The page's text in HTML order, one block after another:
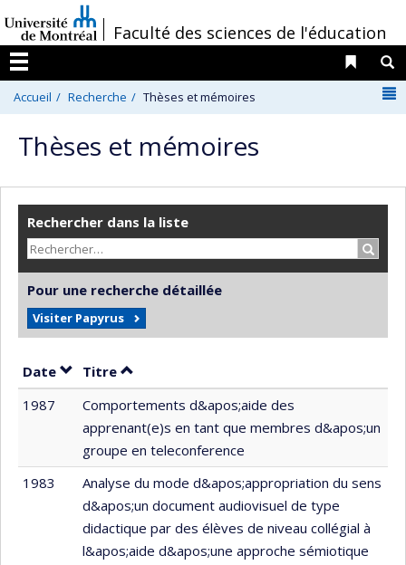
au
contenu
/Faculté des sciences de l'éducation
Menu
Liens
Accueil Recherche Thèses et mémoires
Thèses et mémoires
Rechercher dans la liste
Pour une recherche détaillée
Visiter Papyrus
Date Trier par date en ordre croissant
Titre Trier par titre en ordre croissant
1987
Comportements d&apos;aide des
apprenant(e)s en tant que membres d&apos;un
groupe en teleconference
1983
Analyse du mode d&apos;appropriation du sens
d&apos;un document audiovisuel de type
didactique par des élèves de niveau collégial à
l&apos;aide d&apos;une approche sémiotique